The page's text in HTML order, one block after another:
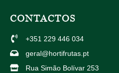
CONTACTOS
+351 229 446 034
geral@hortifrutas.pt
Rua Simão Bolívar 253